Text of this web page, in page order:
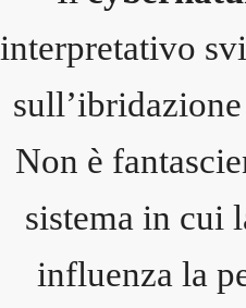
interpretativo
Non è
sistema in cui
influenza la